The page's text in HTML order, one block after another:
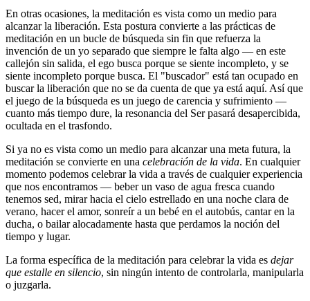
En otras ocasiones, la meditación es vista como un medio para
alcanzar la liberación. Esta postura convierte a las prácticas de
meditación en un bucle de búsqueda sin fin que refuerza la
invención de un yo separado que siempre le falta algo ― en este
callejón sin salida, el ego busca porque se siente incompleto, y se
siente incompleto porque busca. El "buscador" está tan ocupado en
buscar la liberación que no se da cuenta de que ya está aquí. Así que
el juego de la búsqueda es un juego de carencia y sufrimiento ―
cuanto más tiempo dure, la resonancia del Ser pasará desapercibida,
ocultada en el trasfondo.
Si ya no es vista como un medio para alcanzar una meta futura, la
meditación se convierte en una celebración de la vida. En cualquier
momento podemos celebrar la vida a través de cualquier experiencia
que nos encontramos ― beber un vaso de agua fresca cuando
tenemos sed, mirar hacia el cielo estrellado en una noche clara de
verano, hacer el amor, sonreír a un bebé en el autobús, cantar en la
ducha, o bailar alocadamente hasta que perdamos la noción del
tiempo y lugar.
La forma específica de la meditación para celebrar la vida es dejar
que estalle en silencio, sin ningún intento de controlarla, manipularla
o juzgarla.